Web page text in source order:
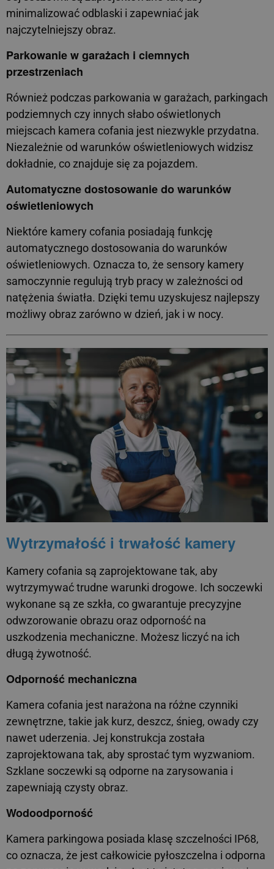
minimalizować odblaski i zapewniać jak
najczytelniejszy obraz.
Parkowanie w garażach i ciemnych
przestrzeniach
Również podczas parkowania w garażach, parkingach
podziemnych czy innych słabo oświetlonych
miejscach kamera cofania jest niezwykle przydatna.
Niezależnie od warunków oświetleniowych widzisz
dokładnie, co znajduje się za pojazdem.
Automatyczne dostosowanie do warunków
oświetleniowych
Niektóre kamery cofania posiadają funkcję
automatycznego dostosowania do warunków
oświetleniowych. Oznacza to, że sensory kamery
samoczynnie regulują tryb pracy w zależności od
natężenia światła. Dzięki temu uzyskujesz najlepszy
możliwy obraz zarówno w dzień, jak i w nocy.
Wytrzymałość i trwałość kamery
Kamery cofania są zaprojektowane tak, aby
wytrzymywać trudne warunki drogowe. Ich soczewki
wykonane są ze szkła, co gwarantuje precyzyjne
odwzorowanie obrazu oraz odporność na
uszkodzenia mechaniczne. Możesz liczyć na ich
długą żywotność.
Odporność mechaniczna
Kamera cofania jest narażona na różne czynniki
zewnętrzne, takie jak kurz, deszcz, śnieg, owady czy
nawet uderzenia. Jej konstrukcja została
zaprojektowana tak, aby sprostać tym wyzwaniom.
Szklane soczewki są odporne na zarysowania i
zapewniają czysty obraz.
Wodoodporność
Kamera parkingowa posiada klasę szczelności IP68,
co oznacza, że jest całkowicie pyłoszczelna i odporna